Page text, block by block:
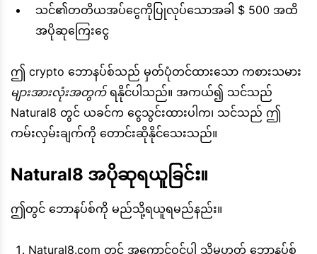
သင်၏တတိယအပ်ငွေကိုပြုလုပ်သောအခါ $ 500 အထိ
အပိုဆုကြေးငွေ
ဤ crypto ဘောနပ်စ်သည် မှတ်ပုံတင်ထားသော ကစားသမား
များအားလုံးအတွက်ရနိုင်ပါသည်။ အကယ်၍ သင်သည်
Natural8 တွင် ယခင်က ငွေသွင်းထားပါက၊ သင်သည် ဤ
ကမ်းလှမ်းချက်ကို တောင်းဆိုနိုင်သေးသည်။
Natural8 အပိုဆုရယူခြင်း။
ဤတွင် ဘောနပ်စ်ကို မည်သို့ရယူရမည်နည်း။
Natural8.com တွင် အကောင့်ဝင်ပါ သို့မဟုတ် ဘောနပ်စ်